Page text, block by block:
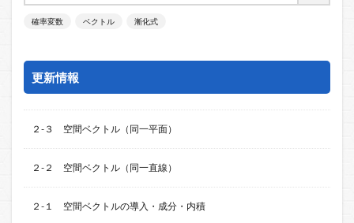
確率変数 ベクトル 漸化式
更新情報
２-３ 空間ベクトル（同一平面）
２-２ 空間ベクトル（同一直線）
２-１ 空間ベクトルの導入・成分・内積